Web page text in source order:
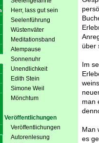
Herr, lass gut sein
Seelenführung
Wüstenväter
Meditationsband
Atempause
Sonnenuhr
Unendlichkeit
Edith Stein
Simone Weil
Mönchtum
Veröffentlichungen
Veröffentlichungen
Autorenlesung
über
Im
man
Man
es